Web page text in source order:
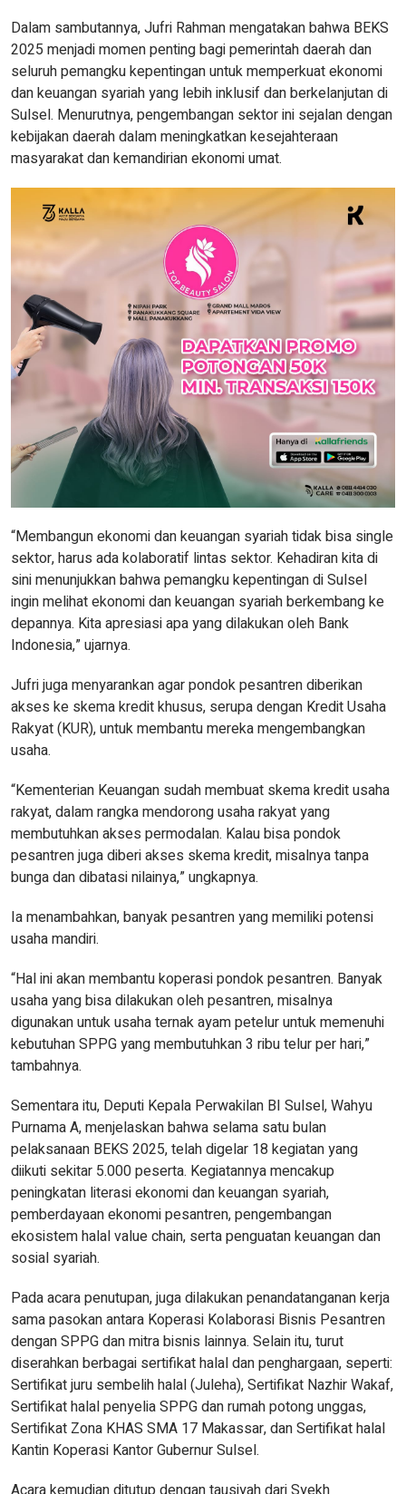
Dalam sambutannya, Jufri Rahman mengatakan bahwa BEKS
2025 menjadi momen penting bagi pemerintah daerah dan
seluruh pemangku kepentingan untuk memperkuat ekonomi
dan keuangan syariah yang lebih inklusif dan berkelanjutan di
Sulsel. Menurutnya, pengembangan sektor ini sejalan dengan
kebijakan daerah dalam meningkatkan kesejahteraan
masyarakat dan kemandirian ekonomi umat.
“Membangun ekonomi dan keuangan syariah tidak bisa single
sektor, harus ada kolaboratif lintas sektor. Kehadiran kita di
sini menunjukkan bahwa pemangku kepentingan di Sulsel
ingin melihat ekonomi dan keuangan syariah berkembang ke
depannya. Kita apresiasi apa yang dilakukan oleh Bank
Indonesia,” ujarnya.
Jufri juga menyarankan agar pondok pesantren diberikan
akses ke skema kredit khusus, serupa dengan Kredit Usaha
Rakyat (KUR), untuk membantu mereka mengembangkan
usaha.
“Kementerian Keuangan sudah membuat skema kredit usaha
rakyat, dalam rangka mendorong usaha rakyat yang
membutuhkan akses permodalan. Kalau bisa pondok
pesantren juga diberi akses skema kredit, misalnya tanpa
bunga dan dibatasi nilainya,” ungkapnya.
Ia menambahkan, banyak pesantren yang memiliki potensi
usaha mandiri.
“Hal ini akan membantu koperasi pondok pesantren. Banyak
usaha yang bisa dilakukan oleh pesantren, misalnya
digunakan untuk usaha ternak ayam petelur untuk memenuhi
kebutuhan SPPG yang membutuhkan 3 ribu telur per hari,”
tambahnya.
Sementara itu, Deputi Kepala Perwakilan BI Sulsel, Wahyu
Purnama A, menjelaskan bahwa selama satu bulan
pelaksanaan BEKS 2025, telah digelar 18 kegiatan yang
diikuti sekitar 5.000 peserta. Kegiatannya mencakup
peningkatan literasi ekonomi dan keuangan syariah,
pemberdayaan ekonomi pesantren, pengembangan
ekosistem halal value chain, serta penguatan keuangan dan
sosial syariah.
Pada acara penutupan, juga dilakukan penandatanganan kerja
sama pasokan antara Koperasi Kolaborasi Bisnis Pesantren
dengan SPPG dan mitra bisnis lainnya. Selain itu, turut
diserahkan berbagai sertifikat halal dan penghargaan, seperti:
Sertifikat juru sembelih halal (Juleha), Sertifikat Nazhir Wakaf,
Sertifikat halal penyelia SPPG dan rumah potong unggas,
Sertifikat Zona KHAS SMA 17 Makassar, dan Sertifikat halal
Kantin Koperasi Kantor Gubernur Sulsel.